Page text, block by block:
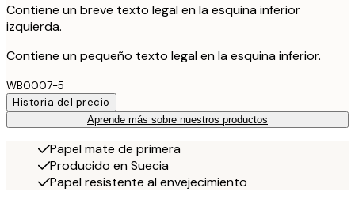
Contiene un breve texto legal en la esquina inferior
izquierda.
Contiene un pequeño texto legal en la esquina inferior.
WB0007-5
Historia del precio
Aprende más sobre nuestros productos
Papel mate de primera
Producido en Suecia
Papel resistente al envejecimiento